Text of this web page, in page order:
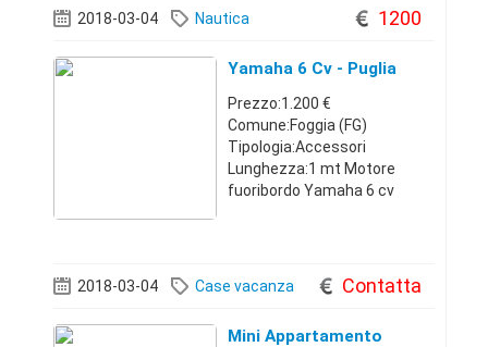
raggiunge i 30 nodi , ha dei
consumi ridottissimi, c
2018-03-04 Nautica 1200
Yamaha 6 Cv - Puglia
Prezzo:1.200 €
Comune:Foggia (FG)
Tipologia:Accessori
Lunghezza:1 mt Motore
fuoribordo Yamaha 6 cv
documenti.Puglia339685108
2018-03-04 Case vacanza Contatta
Mini Appartamento